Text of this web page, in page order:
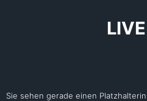
Sie sehen gerade einen